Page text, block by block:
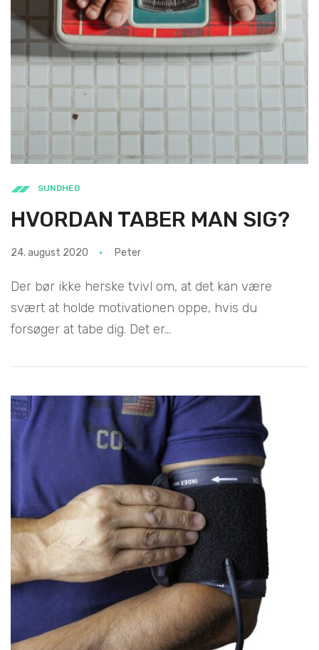
SUNDHED
HVORDAN TABER MAN SIG?
24. august 2020 Peter
Der bør ikke herske tvivl om, at det kan være
svært at holde motivationen oppe, hvis du
forsøger at tabe dig. Det er...